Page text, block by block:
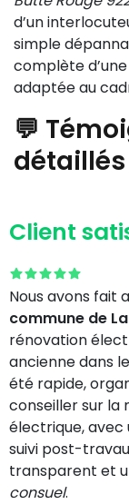
d’un
simple
complète
adaptée au
💬
Client
Nous avons fait
commune de
rénovation
ancienne dans
été rapide,
conseiller sur la
électrique, avec
suivi post-
transparent et
consuel.